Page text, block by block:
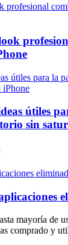
útiles
sin
mayoría de
comprado y